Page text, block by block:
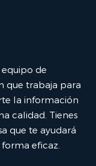
de
que trabaja para
la información
calidad. Tienes
que te ayudará
eficaz.